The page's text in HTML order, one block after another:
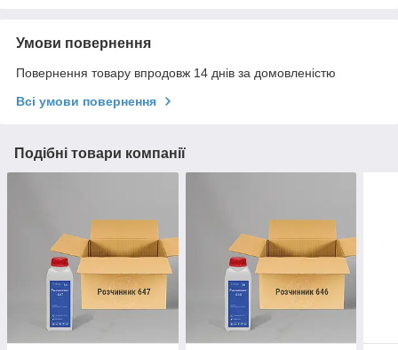
Умови повернення
Повернення товару впродовж 14 днів за домовленістю
Всі умови повернення
Подібні товари компанії